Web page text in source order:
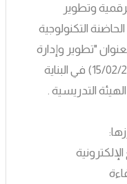
وتطوير
التكنولوجية
"تطوير وإدارة
الموقع الإلكتروني"، وذلك يوم (15/02/2025) في البناية
التدريسية .